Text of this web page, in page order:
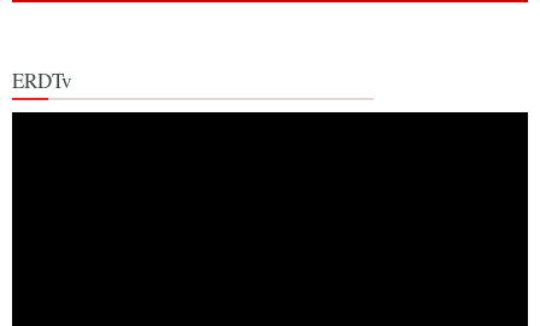
ERDTv